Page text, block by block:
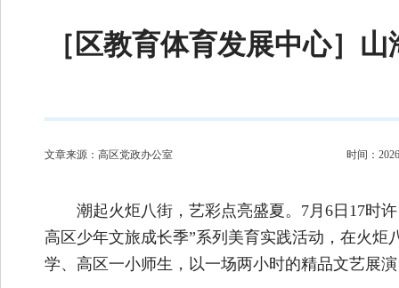
［区教育体育发展中心］
文章来源：高区党政办公室 时间：
潮起火炬八街，艺彩点亮盛夏。7月6日17时
高区少年文旅成长季”系列美育实践活动，在火
学、高区一小师生，以一场两小时的精品文艺展